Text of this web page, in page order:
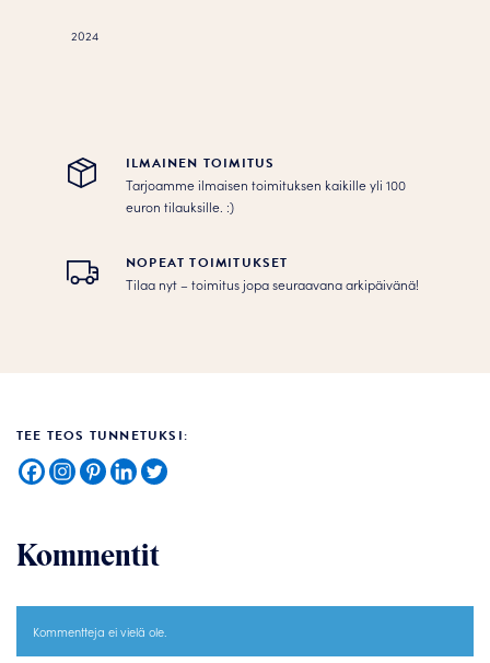
2024
ILMAINEN TOIMITUS
Tarjoamme ilmaisen toimituksen kaikille yli 100
euron tilauksille. :­­)
NOPEAT TOIMITUKSET
Tilaa nyt – toimitus jopa seuraavana arkipäivänä!
TEE TEOS TUNNETUKSI:
Kommentit
Kommentteja ei vielä ole.